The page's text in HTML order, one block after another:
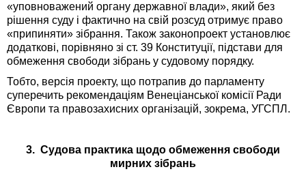
«уповноважений органу державної влади», який без
рішення суду і фактично на свій розсуд отримує право
«припиняти» зібрання. Також законопроект установлює
додаткові, порівняно зі ст. 39 Конституції, підстави для
обмеження свободи зібрань у судовому порядку.
Тобто, версія проекту, що потрапив до парламенту
суперечить рекомендаціям Венеціанської комісії Ради
Європи та правозахисних організацій, зокрема, УГСПЛ.
3. Судова практика щодо обмеження свободи
мирних зібрань